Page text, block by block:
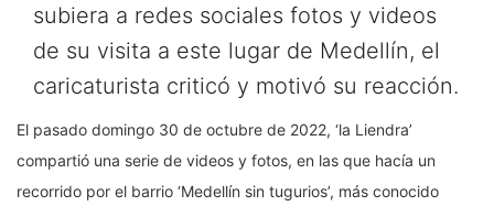
subiera a redes sociales fotos y videos
de su visita a este lugar de Medellín, el
caricaturista criticó y motivó su reacción.
El pasado domingo 30 de octubre de 2022, ‘la Liendra’
compartió una serie de videos y fotos, en las que hacía un
recorrido por el barrio ‘Medellín sin tugurios’, más conocido